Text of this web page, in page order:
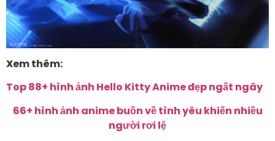
Xem thêm:
Top 88+ hình ảnh Hello Kitty Anime đẹp ngất ngây
66+ hình ảnh anime buồn về tình yêu khiến nhiều
người rơi lệ